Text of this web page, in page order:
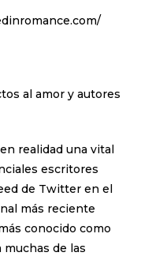
al amor y autores
realidad una vital
escritores
de Twitter en el
más reciente
conocido como
de las